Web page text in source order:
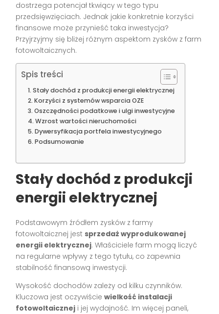
dostrzega potencjał tkwiący w tego typu
przedsięwzięciach. Jednak jakie konkretnie korzyści
finansowe może przynieść taka inwestycja?
Przyjrzyjmy się bliżej różnym aspektom zysków z farm
fotowoltaicznych.
Spis treści
Stały dochód z produkcji energii elektrycznej
Korzyści z systemów wsparcia OZE
Oszczędności podatkowe i ulgi inwestycyjne
Wzrost wartości nieruchomości
Dywersyfikacja portfela inwestycyjnego
Podsumowanie
Stały dochód z produkcji
energii elektrycznej
Podstawowym źródłem zysków z farmy
fotowoltaicznej jest sprzedaż wyprodukowanej
energii elektrycznej. Właściciele farm mogą liczyć
na regularne wpływy z tego tytułu, co zapewnia
stabilność finansową inwestycji.
Wysokość dochodów zależy od kilku czynników.
Kluczowa jest oczywiściewielkość instalacji
fotowoltaicznej i jej wydajność. Im więcej paneli,